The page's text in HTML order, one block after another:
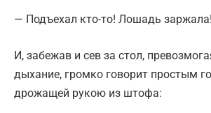
— Подъехал кто-то! Лошадь
И, забежав и сев за стол,
дыхание, громко говорит простым
дрожащей рукою из штофа: